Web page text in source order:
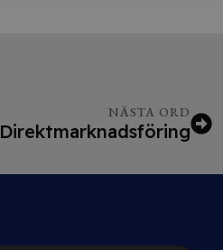
NÄSTA ORD
Direktmarknadsföring